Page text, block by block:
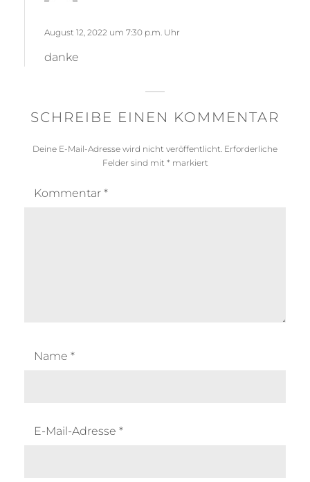
t
August 12, 2022 um 7:30 p.m. Uhr
danke
SCHREIBE EINEN KOMMENTAR
Deine E-Mail-Adresse wird nicht veröffentlicht. Erforderliche
Felder sind mit * markiert
Kommentar *
Name *
E-Mail-Adresse *